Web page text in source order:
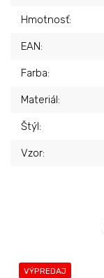
VÝPREDAJ
Hmotnosť:
EAN:
Farba:
Materiál:
Štýl:
Vzor: